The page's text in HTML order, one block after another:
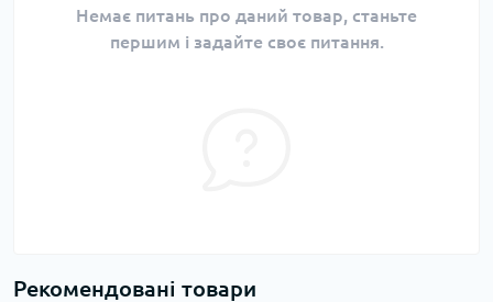
Немає питань про даний товар, станьте
першим і задайте своє питання.
Рекомендовані товари